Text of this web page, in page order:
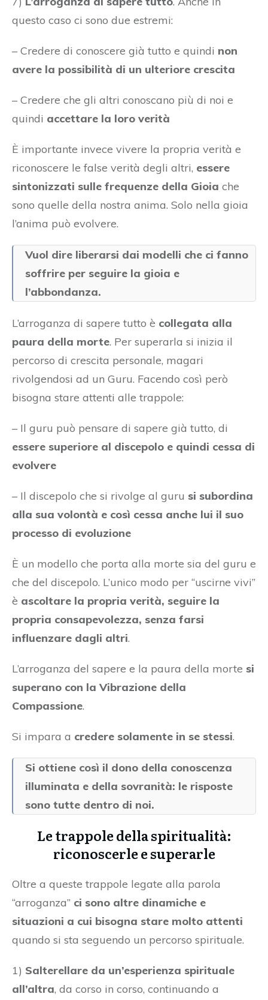
questo caso ci sono due estremi:
– Credere di conoscere già tutto e quindi non
avere la possibilità di un ulteriore crescita
– Credere che gli altri conoscano più di noi e
quindi accettare la loro verità
È importante invece vivere la propria verità e
riconoscere le false verità degli altri, essere
sintonizzati sulle frequenze della Gioia che
sono quelle della nostra anima. Solo nella gioia
l’anima può evolvere.
Vuol dire liberarsi dai modelli che ci fanno
soffrire per seguire la gioia e
l’abbondanza.
L’arroganza di sapere tutto è collegata alla
paura della morte. Per superarla si inizia il
percorso di crescita personale, magari
rivolgendosi ad un Guru. Facendo così però
bisogna stare attenti alle trappole:
– Il guru può pensare di sapere già tutto, di
essere superiore al discepolo e quindi cessa di
evolvere
– Il discepolo che si rivolge al guru si subordina
alla sua volontà e così cessa anche lui il suo
processo di evoluzione
È un modello che porta alla morte sia del guru e
che del discepolo. L’unico modo per “uscirne vivi”
è ascoltare la propria verità, seguire la
propria consapevolezza, senza farsi
influenzare dagli altri.
L’arroganza del sapere e la paura della morte si
superano con la Vibrazione della
Compassione.
Si impara a credere solamente in se stessi.
Si ottiene così il dono della conoscenza
illuminata e della sovranità: le risposte
sono tutte dentro di noi.
Le trappole della spiritualità:
riconoscerle e superarle
Oltre a queste trappole legate alla parola
“arroganza” ci sono altre dinamiche e
situazioni a cui bisogna stare molto attenti
quando si sta seguendo un percorso spirituale.
1) Salterellare da un’esperienza spirituale
all’altra, da corso in corso, continuando a